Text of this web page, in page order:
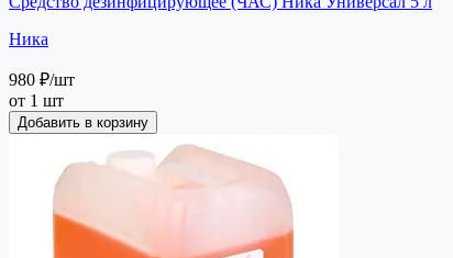
Ника
980 ₽/шт
от 1 шт
Добавить в корзину